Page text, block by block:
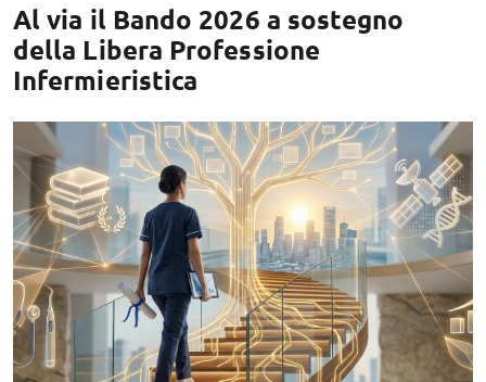
Al via il Bando 2026 a sostegno
della Libera Professione
Infermieristica